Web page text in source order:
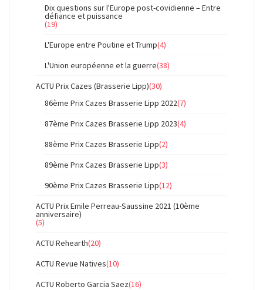
Dix questions sur l'Europe post-covidienne – Entre
défiance et puissance
(19)
L'Europe entre Poutine et Trump(4)
L'Union européenne et la guerre(38)
ACTU Prix Cazes (Brasserie Lipp)(30)
86ème Prix Cazes Brasserie Lipp 2022(7)
87ème Prix Cazes Brasserie Lipp 2023(4)
88ème Prix Cazes Brasserie Lipp(2)
89ème Prix Cazes Brasserie Lipp(3)
90ème Prix Cazes Brasserie Lipp(12)
ACTU Prix Emile Perreau-Saussine 2021 (10ème
anniversaire)
(5)
ACTU Rehearth(20)
ACTU Revue Natives(10)
ACTU Roberto Garcia Saez(16)